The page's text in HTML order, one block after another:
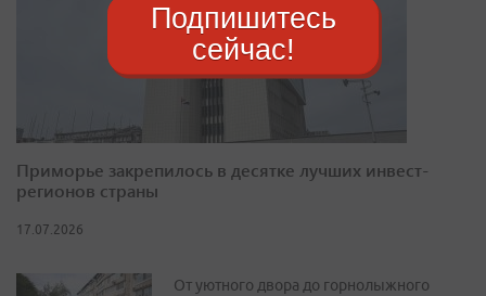
Приморье закрепилось в десятке лучших инвест-
регионов страны
17.07.2026
От уютного двора до горнолыжного
Подпишитесь
сейчас!